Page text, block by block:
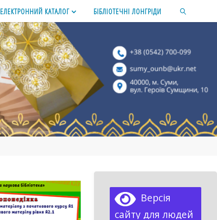
ЕЛЕКТРОННИЙ КАТАЛОГ БІБЛІОТЕЧНІ ЛОНГРІДИ
Версія
сайту для людей